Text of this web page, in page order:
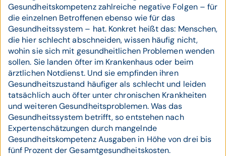
Gesundheitskompetenz zahlreiche negative Folgen – für
die einzelnen Betroffenen ebenso wie für das
Gesundheitssystem – hat. Konkret heißt das: Menschen,
die hier schlecht abschneiden, wissen häufig nicht,
wohin sie sich mit gesundheitlichen Problemen wenden
sollen. Sie landen öfter im Krankenhaus oder beim
ärztlichen Notdienst. Und sie empfinden ihren
Gesundheitszustand häufiger als schlecht und leiden
tatsächlich auch öfter unter chronischen Krankheiten
und weiteren Gesundheitsproblemen. Was das
Gesundheitssystem betrifft, so entstehen nach
Expertenschätzungen durch mangelnde
Gesundheitskompetenz Ausgaben in Höhe von drei bis
fünf Prozent der Gesamtgesundheitskosten.